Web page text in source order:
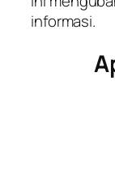
informasi.
A